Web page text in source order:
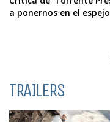
a ponernos en el
TRAILERS